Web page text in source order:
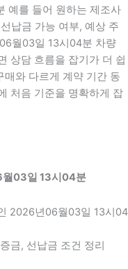
예를 들어 원하는 제조사
납금 가능 여부, 예상 주
월03일 13시04분 차량
상담 흐름을 잡기가 더 쉽
와 다르게 계약 기간 동
처음 기준을 명확하게 잡
월03일 13시04분
2026년06월03일 13시04
금, 선납금 조건 정리